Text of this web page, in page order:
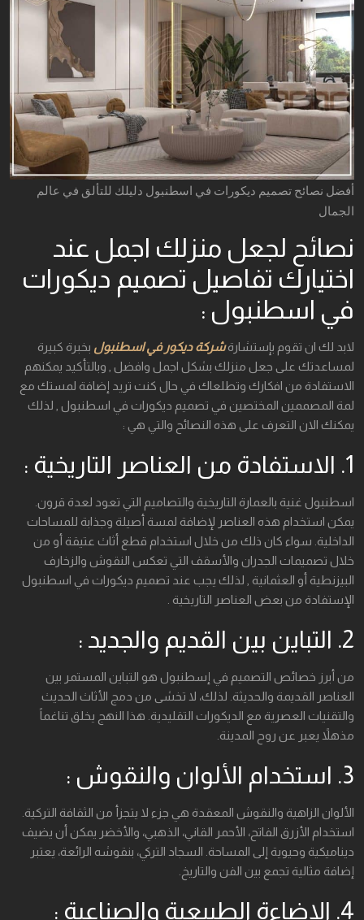
أفضل نصائح تصميم ديكورات في اسطنبول دليلك للتألق في عالم
الجمال
نصائح لجعل منزلك اجمل عند
اختيارك تفاصيل تصميم ديكورات
في اسطنبول :
لابد لك ان تقوم بإستشارةشركة ديكور في اسطنبول بخبرة كبيرة
لمساعدتك على جعل منزلك بشكل اجمل وافضل , وبالتأكيد يمكنهم
الاستفادة من افكارك وتطلعاك في حال كنت تريد إضافة لمستك مع
لمة المصممين المختصين في تصميم ديكورات في اسطنبول , لذلك
يمكنك الان التعرف على هذه النصائح والتي هي :
1. الاستفادة من العناصر التاريخية :
اسطنبول غنية بالعمارة التاريخية والتصاميم التي تعود لعدة قرون.
يمكن استخدام هذه العناصر لإضافة لمسة أصيلة وجذابة للمساحات
الداخلية. سواء كان ذلك من خلال استخدام قطع أثاث عتيقة أو من
خلال تصميمات الجدران والأسقف التي تعكس النقوش والزخارف
البيزنطية أو العثمانية , لذلك يجب عند تصميم ديكورات في اسطنبول
الإستفادة من بعض العناصر التاريخية .
2. التباين بين القديم والجديد :
من أبرز خصائص التصميم في إسطنبول هو التباين المستمر بين
العناصر القديمة والحديثة. لذلك، لا تخشى من دمج الأثاث الحديث
والتقنيات العصرية مع الديكورات التقليدية. هذا النهج يخلق تناغماً
مذهلاً يعبر عن روح المدينة.
3. استخدام الألوان والنقوش :
الألوان الزاهية والنقوش المعقدة هي جزء لا يتجزأ من الثقافة التركية.
استخدام الأزرق الفاتح، الأحمر القاني، الذهبي، والأخضر يمكن أن يضيف
ديناميكية وحيوية إلى المساحة. السجاد التركي، بنقوشه الرائعة، يعتبر
إضافة مثالية تجمع بين الفن والتاريخ.
4. الإضاءة الطبيعية والصناعية :